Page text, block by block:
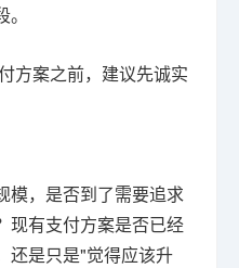
方案之前，建议先诚实
模，是否到了需要追求
现有支付方案是否已经
还是只是"觉得应该升